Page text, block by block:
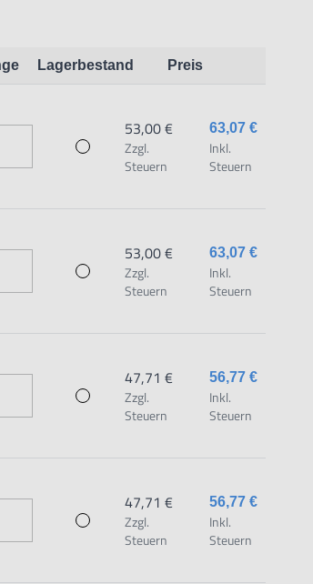
führen.
Netherlands, email:
Lagerbestand Preis
63,07 €
Inkl.
Steuern
53,00 €
Zzgl.
Steuern
63,07 €
Inkl.
Steuern
53,00 €
Zzgl.
Steuern
56,77 €
Inkl.
Steuern
47,71 €
Zzgl.
Steuern
56,77 €
Inkl.
Steuern
47,71 €
Zzgl.
Steuern